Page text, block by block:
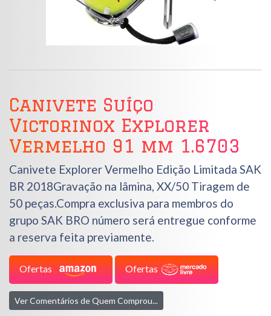
Canivete Suíço
Victorinox Explorer
Vermelho 91 mm 1.6703
Canivete Explorer Vermelho Edição Limitada SAK
BR 2018Gravação na lâmina, XX/50 Tiragem de
50 peças.Compra exclusiva para membros do
grupo SAK BRO número será entregue conforme
a reserva feita previamente.
Ofertas Ofertas
Ver Comentários de Quem Comprou...